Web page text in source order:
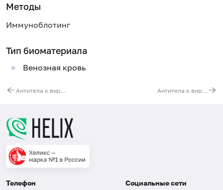
Методы
Иммуноблотинг
Тип биоматериала
Венозная кровь
Антитела к вирусу Эпштейна – Барр (EBV, IgM) (иммуноблот) Антитела к вирусу краснухи (Rubella virus, IgG) (иммуноблот)
Телефон Социальные сети